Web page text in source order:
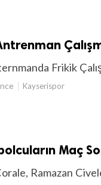
Frikik
Kayserispor
Maç
Ramazan